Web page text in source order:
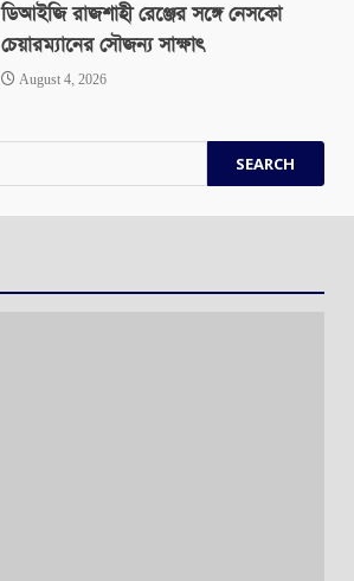
ডিআইজি রাজশাহী রেঞ্জের সঙ্গে নেসকো
চেয়ারম্যানের সৌজন্য সাক্ষাৎ
August 4, 2026